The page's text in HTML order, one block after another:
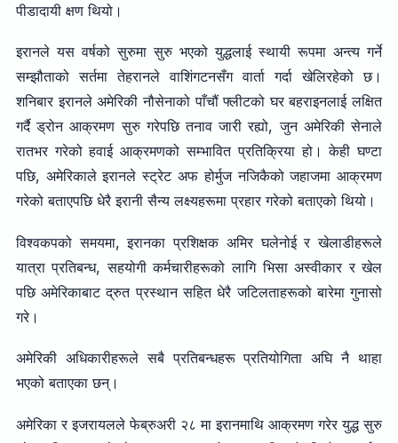
पीडादायी क्षण थियो।
इरानले यस वर्षको सुरुमा सुरु भएको युद्धलाई स्थायी रूपमा अन्त्य गर्ने
सम्झौताको सर्तमा तेहरानले वाशिंगटनसँग वार्ता गर्दा खेलिरहेको छ।
शनिबार इरानले अमेरिकी नौसेनाको पाँचौं फ्लीटको घर बहराइनलाई लक्षित
गर्दै ड्रोन आक्रमण सुरु गरेपछि तनाव जारी रह्यो, जुन अमेरिकी सेनाले
रातभर गरेको हवाई आक्रमणको सम्भावित प्रतिक्रिया हो। केही घण्टा
पछि, अमेरिकाले इरानले स्ट्रेट अफ होर्मुज नजिकैको जहाजमा आक्रमण
गरेको बताएपछि धेरै इरानी सैन्य लक्ष्यहरूमा प्रहार गरेको बताएको थियो।
विश्वकपको समयमा, इरानका प्रशिक्षक अमिर घलेनोई र खेलाडीहरूले
यात्रा प्रतिबन्ध, सहयोगी कर्मचारीहरूको लागि भिसा अस्वीकार र खेल
पछि अमेरिकाबाट द्रुत प्रस्थान सहित धेरै जटिलताहरूको बारेमा गुनासो
गरे।
अमेरिकी अधिकारीहरूले सबै प्रतिबन्धहरू प्रतियोगिता अघि नै थाहा
भएको बताएका छन्।
अमेरिका र इजरायलले फेब्रुअरी २८ मा इरानमाथि आक्रमण गरेर युद्ध सुरु